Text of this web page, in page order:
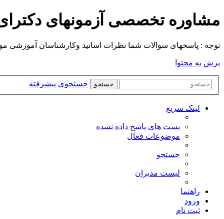
مشاوره تخصصی آزمونهای
توجه : پاسخهای سوالات شما نظرات اساتید وکارشناسان آموزشی
پرش به محتوا
جستجو جستجوی پیشرفته
لینک سریع
پست های پاسخ داده نشده
موضوعات فعال
جستجو
لیست مدیران
راهنما
ورود
ثبت نام